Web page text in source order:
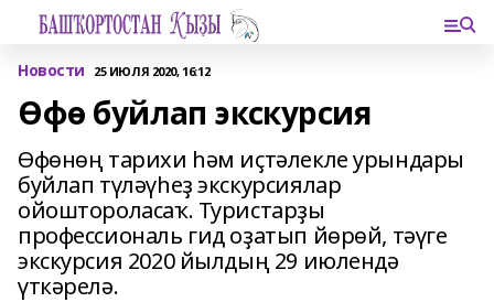
Новости 25 ИЮЛЯ 2020, 16:12
Өфө буйлап экскурсия
Өфөнөң тарихи һәм иҫтәлекле урындары
буйлап түләүһеҙ экскурсиялар
ойоштороласаҡ. Туристарҙы
профессиональ гид оҙатып йөрөй, тәүге
экскурсия 2020 йылдың 29 июлендә
үткәрелә.